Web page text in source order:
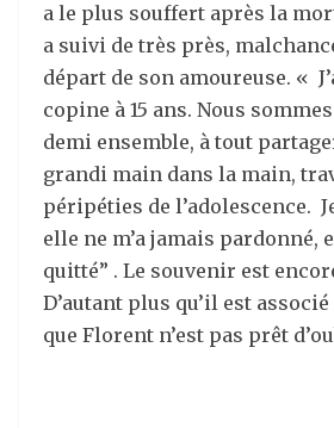
a le plus souffert après la
a suivi de très près,
départ de son amoureuse. «
copine à 15 ans. Nous
demi ensemble, à tout
grandi main dans la main,
péripéties de l’adolescence.
elle ne m’a jamais pardonné,
quitté” . Le souvenir est
D’autant plus qu’il est
que Florent n’est pas prêt